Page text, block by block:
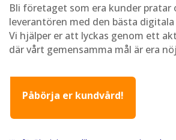
Bli företaget som era kunder pratar
leverantören med den bästa
Vi hjälper er att lyckas genom ett
där vårt gemensamma mål är era
Påbörja er kundvård!